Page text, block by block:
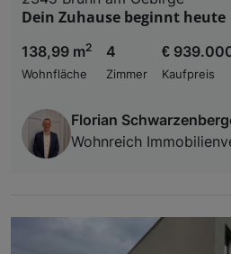
Dein Zuhause beginnt heute
138,99 m2
Wohnfläche
4
Zimmer
€
Kaufpreis
Florian
Wohnreich